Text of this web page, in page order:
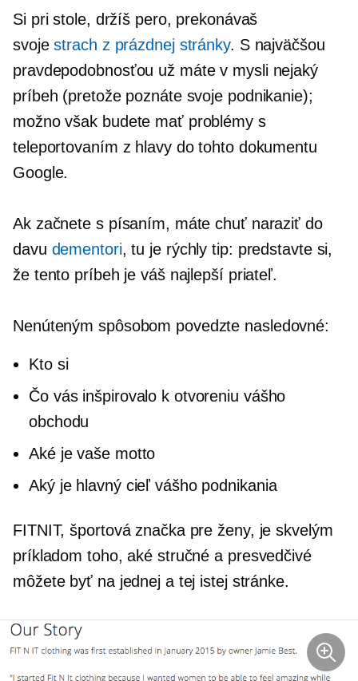
Si pri stole, držíš pero, prekonávaš
svojestrach z prázdnej stránky. S najväčšou
pravdepodobnosťou už máte v mysli nejaký
príbeh (pretože poznáte svoje podnikanie);
možno však budete mať problémy s
teleportovaním z hlavy do tohto dokumentu
Google.
Ak začnete s písaním, máte chuť naraziť do
davu dementori, tu je rýchly tip: predstavte si,
že tento príbeh je váš najlepší priateľ.
Nenúteným spôsobom povedzte nasledovné:
Kto si
Čo vás inšpirovalo k otvoreniu vášho
obchodu
Aké je vaše motto
Aký je hlavný cieľ vášho podnikania
FITNIT, športová značka pre ženy, je skvelým
príkladom toho, aké stručné a presvedčivé
môžete byť na jednej a tej istej stránke.